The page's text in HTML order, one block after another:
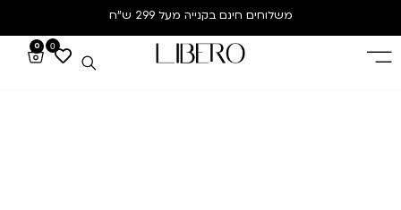
משלוחים חינם בקנייה מעל 299 ש”ח
0
0